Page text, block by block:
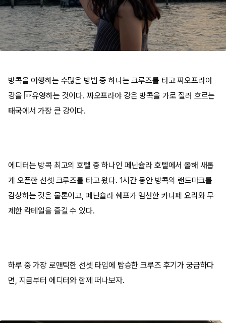
방콕을 여행하는 수많은 방법 중 하나는 크루즈를 타고 짜오프라야
강을 유영하는 것이다. 짜오프라야 강은 방콕을 가로 질러 흐르는
태국에서 가장 큰 강이다.
에디터는 방콕 최고의 호텔 중 하나인 페닌슐라 호텔에서 올해 새롭
게 오픈한 선셋 크루즈를 타고 왔다. 1시간 동안 방콕의 랜드마크를
감상하는 것은 물론이고, 페닌슐라 쉐프가 엄선한 카나페 요리와 무
제한 칵테일을 즐길 수 있다.
하루 중 가장 로맨틱한 선셋 타임에 탑승한 크루즈 후기가 궁금하다
면, 지금부터 에디터와 함께 떠나보자.